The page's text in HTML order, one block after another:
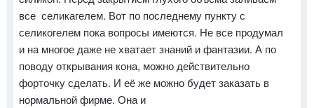
все селикагелем. Вот по последнему пункту с
селикогелем пока вопросы имеются. Не все продумал
и на многое даже не хватает знаний и фантазии. А по
поводу открывания кона, можно действительно
форточку сделать. И её же можно будет заказать в
нормальной фирме. Она и